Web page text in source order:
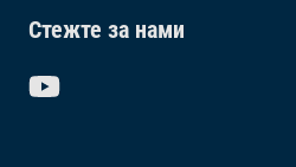
Стежте за нами